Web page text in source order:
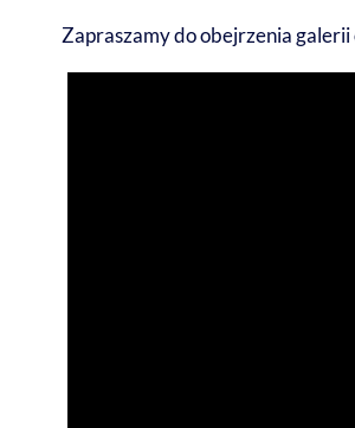
Zapraszamy do obejrzenia